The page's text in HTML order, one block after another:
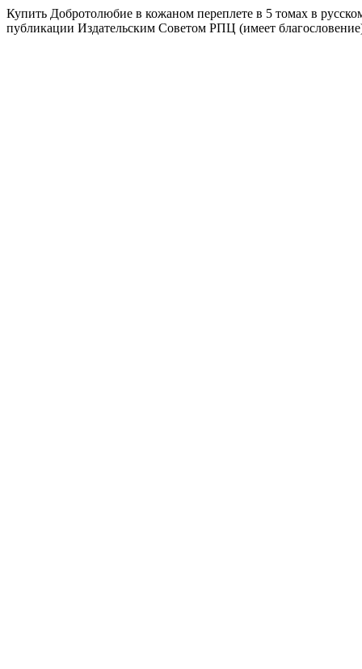
Купить Добротолюбие в кожаном переплете в 5 томах в
публикации Издательским Советом РПЦ (имеет